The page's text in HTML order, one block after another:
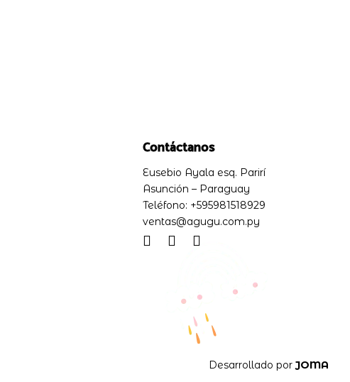
Contáctanos
Eusebio Ayala esq. Parirí
Asunción – Paraguay
Teléfono: +595981518929
ventas@agugu.com.py
Desarrollado por JOMA